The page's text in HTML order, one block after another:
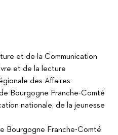
et de la Communication
et de la lecture
des Affaires
Bourgogne Franche-Comté
nationale, de la jeunesse
Bourgogne Franche-Comté